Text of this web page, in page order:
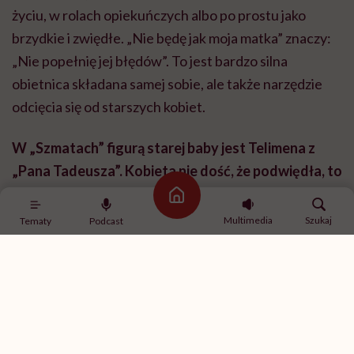
Tematy Podcast
Strona główna
Multimedia
Szukaj
życiu, w rolach opiekuńczych albo po prostu jako
brzydkie i zwiędłe. „Nie będę jak moja matka” znaczy:
„Nie popełnię jej błędów”. To jest bardzo silna
obietnica składana samej sobie, ale także narzędzie
odcięcia się od starszych kobiet.
W „Szmatach” figurą starej baby jest Telimena z
„Pana Tadeusza”. Kobieta nie dość, że podwiędła, to
– przebóg – naróżowana!
Ten fragment rozwalił mnie już jako dwunastolatkę,